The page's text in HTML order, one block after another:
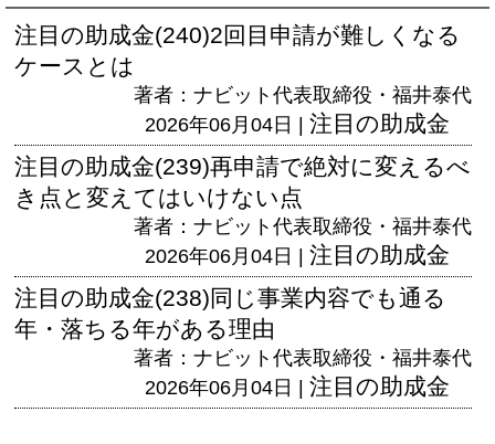
注目の助成金(240)2回目申請が難しくなる
ケースとは
著者：ナビット代表取締役・福井泰代
2026年06月04日 | 注目の助成金
注目の助成金(239)再申請で絶対に変えるべ
き点と変えてはいけない点
著者：ナビット代表取締役・福井泰代
2026年06月04日 | 注目の助成金
注目の助成金(238)同じ事業内容でも通る
年・落ちる年がある理由
著者：ナビット代表取締役・福井泰代
2026年06月04日 | 注目の助成金